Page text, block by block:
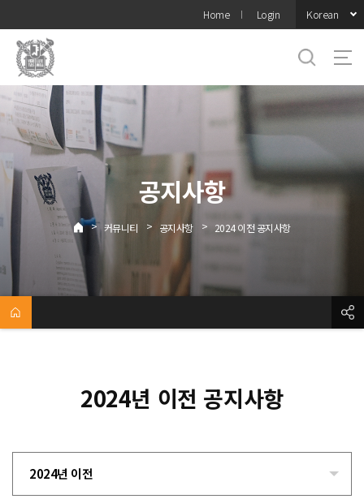
메뉴
Home Login Korean
공지사항
> 커뮤니티 > 공지사항 > 2024 이전 공지사항
2024년 이전 공지사항
2024년 이전